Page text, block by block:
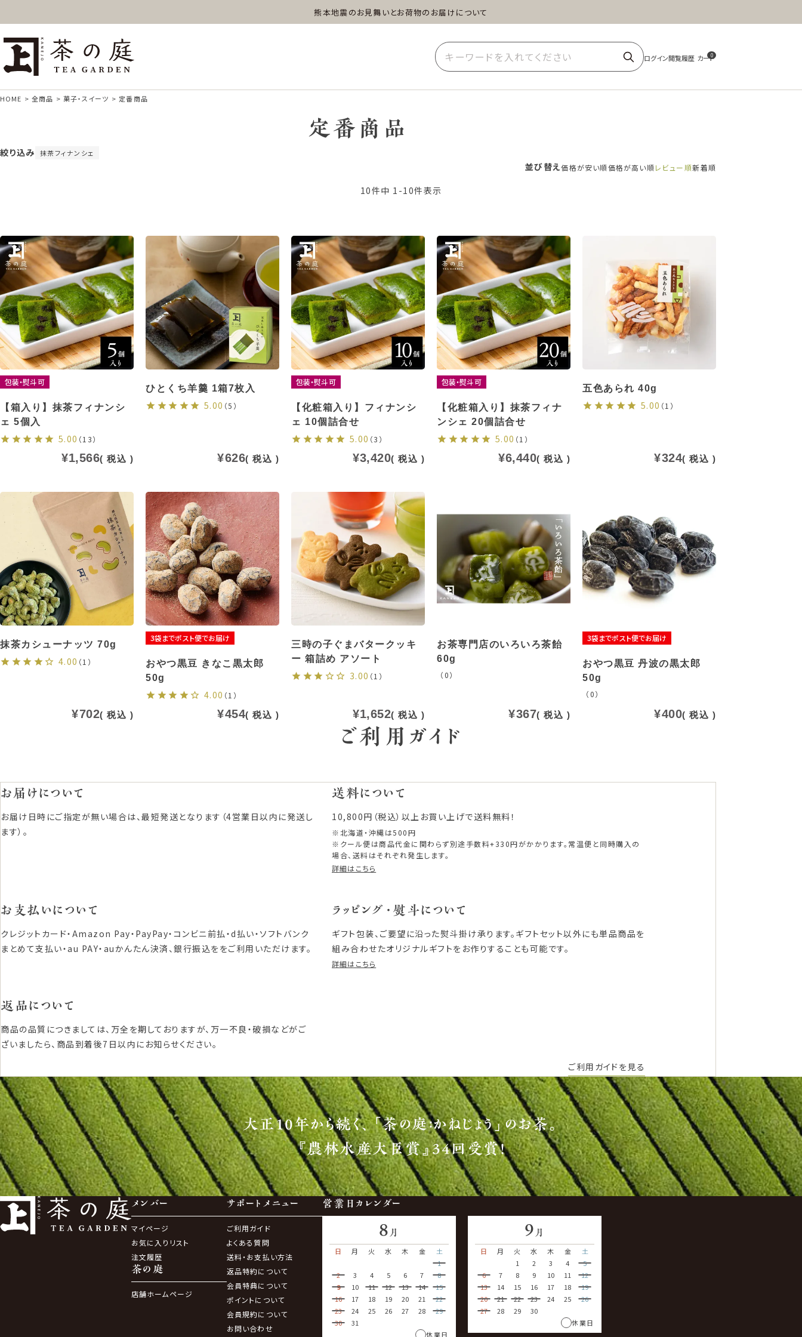
熊本地震のお見舞いとお荷物のお届けについて
0
水出し茶
抹茶 商品一覧
HOME 全商品 菓子・スイーツ 定番商品
定番商品
絞り込み 抹茶フィナンシェ
並び替え価格が安い順価格が高い順レビュー順新着順
10件中 1 -10件表示
包装・熨斗可
【箱入り】抹茶フィナンシ
ェ 5個入
5.00 （13）
¥1,566 税込
ひとくち羊羹 1箱7枚入
5.00 （5）
¥626 税込
包装・熨斗可
【化粧箱入り】フィナンシ
ェ 10個詰合せ
5.00 （3）
¥3,420 税込
包装・熨斗可
【化粧箱入り】抹茶フィナ
ンシェ 20個詰合せ
5.00 （1）
¥6,440 税込
五色あられ 40g
5.00 （1）
¥324 税込
抹茶カシューナッツ 70g
4.00 （1）
¥702 税込
3袋までポスト便でお届け
おやつ黒豆 きなこ黒太郎
50g
4.00 （1）
¥454 税込
三時の子ぐまバタークッキ
ー 箱詰め アソート
3.00 （1）
¥1,652 税込
お茶専門店のいろいろ茶飴
60g
（0）
¥367 税込
3袋までポスト便でお届け
おやつ黒豆 丹波の黒太郎
50g
（0）
¥400 税込
ご利用ガイド
お届けについて
お届け日時にご指定が無い場合は、最短発送となります（4営業日以内に発送し
ます）。
送料について
10,800円（税込）以上お買い上げで送料無料！
※北海道・沖縄は500円
※クール便は商品代金に関わらず別途手数料+330円がかかります。常温便と同時購入の
場合、送料はそれぞれ発生します。
詳細はこちら
お支払いについて
クレジットカード・Amazon Pay・PayPay・コンビニ前払・d払い・ソフトバンク
まとめて支払い・au PAY・auかんたん決済、銀行振込ををご利用いただけます。
ラッピング・熨斗について
ギフト包装、ご要望に沿った熨斗掛け承ります。ギフトセット以外にも単品商品を
組み合わせたオリジナルギフトをお作りすることも可能です。
詳細はこちら
返品について
商品の品質につきましては、万全を期しておりますが、万一不良・破損などがご
ざいましたら、商品到着後7日以内にお知らせください。
ご利用ガイドを見る
大正10年から続く、「茶の庭：かねじょう」のお茶。
『農林水産大臣賞』34回受賞！
メンバー
マイページ
お気に入りリスト
注文履歴
茶の庭
店舗ホームページ
サポートメニュー
ご利用ガイド
よくある質問
送料・お支払い方法
返品特約について
会員特典について
ポイントについて
会員規約について
お問い合わせ
営業日カレンダー
8 月
日
月 火 水 木 金
土
1
2
3 4 5 6 7
8
9
10 11 12 13 14
15
16
17 18 19 20 21
22
23
24 25 26 27 28
29
30
31
休業日
9 月
日
月 火 水 木 金
土
1
2 3 4
5
6
7 8 9 10 11
12
13
14 15 16 17 18
19
20
21 22 23 24 25
26
27
28 29
30
休業日